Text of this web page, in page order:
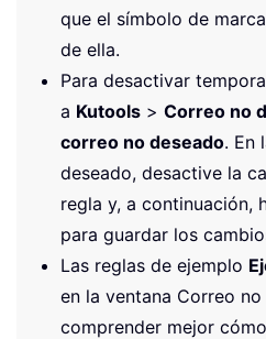
que el símbolo de
de ella.
Para desactivar
a Kutools > Correo no
correo no deseado. En
deseado, desactive la
regla y, a continuación,
para guardar los
Las reglas de ejemplo
en la ventana Correo
comprender mejor